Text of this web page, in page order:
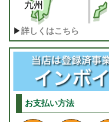
▶詳しくはこちら
お支払い方法